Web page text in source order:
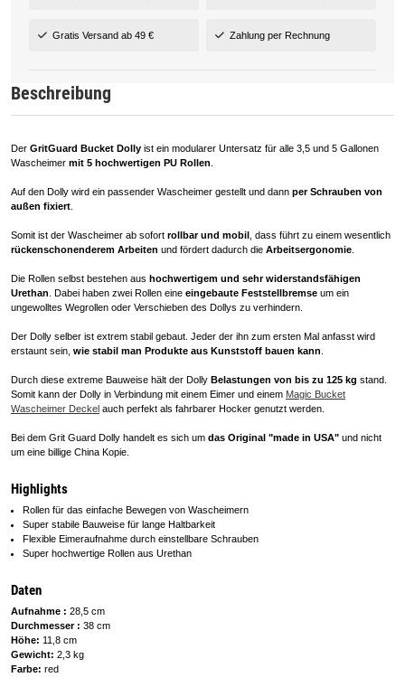
Gratis Versand ab 49 € Zahlung per Rechnung
Beschreibung
Der GritGuard Bucket Dolly ist ein modularer Untersatz für alle 3,5 und 5 Gallonen
Wascheimer mit 5 hochwertigen PU Rollen
Auf den Dolly wird ein passender Wascheimer gestellt und dann per Schrauben von
außen fixiert
Somit ist der Wascheimer ab sofort rollbar und mobil , dass führt zu einem wesentlich
rückenschonenderem Arbeiten und fördert dadurch die Arbeitsergonomie
Die Rollen selbst bestehen aus hochwertigem und sehr widerstandsfähigen
Urethan . Dabei haben zwei Rollen eine eingebaute Feststellbremse um ein
ungewolltes Wegrollen oder Verschieben des Dollys zu verhindern.
Der Dolly selber ist extrem stabil gebaut. Jeder der ihn zum ersten Mal anfasst wird
erstaunt sein, wie stabil man Produkte aus Kunststoff bauen kann
Durch diese extreme Bauweise hält der Dolly Belastungen von bis zu 125 kg stand.
Somit kann der Dolly in Verbindung mit einem Eimer und einem Magic Bucket
Wascheimer Deckel auch perfekt als fahrbarer Hocker genutzt werden.
Bei dem Grit Guard Dolly handelt es sich um das Original "made in USA" und nicht
um eine billige China Kopie.
Highlights
Rollen für das einfache Bewegen von Wascheimern
Super stabile Bauweise für lange Haltbarkeit
Flexible Eimeraufnahme durch einstellbare Schrauben
Super hochwertige Rollen aus Urethan
Daten
Aufnahme : 28,5 cm
Durchmesser : 38 cm
Höhe: 11,8 cm
Gewicht: 2,3 kg
Farbe: red